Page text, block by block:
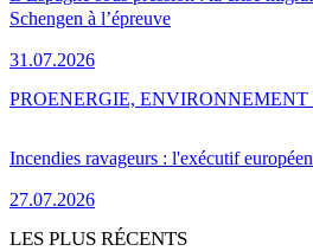
Schengen à l’épreuve
31.07.2026
Incendies ravageurs : l'exécutif
27.07.2026
PROENERGIE, ENVIRONNEMENT
LES PLUS RÉCENTS